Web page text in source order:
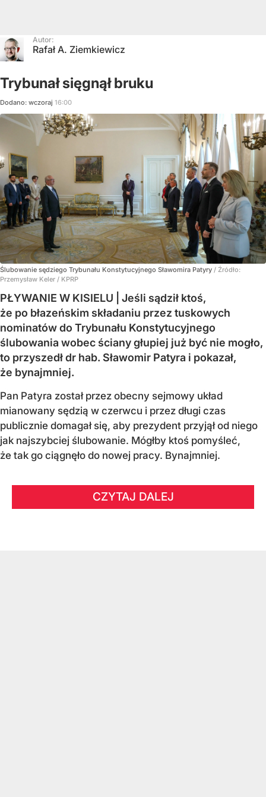
Autor:
Rafał A. Ziemkiewicz
Trybunał sięgnął bruku
Dodano: wczoraj 16:00
Ślubowanie sędziego Trybunału Konstytucyjnego Sławomira Patyry / Źródło:
Przemysław Keler / KPRP
PŁYWANIE W KISIELU | Jeśli sądził ktoś,
że po błazeńskim składaniu przez tuskowych
nominatów do Trybunału Konstytucyjnego
ślubowania wobec ściany głupiej już być nie mogło,
to przyszedł dr hab. Sławomir Patyra i pokazał,
że bynajmniej.
Pan Patyra został przez obecny sejmowy układ
mianowany sędzią w czerwcu i przez długi czas
publicznie domagał się, aby prezydent przyjął od niego
jak najszybciej ślubowanie. Mógłby ktoś pomyśleć,
że tak go ciągnęło do nowej pracy. Bynajmniej.
CZYTAJ DALEJ